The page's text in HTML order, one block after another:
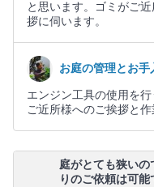
と思います。ゴミがご
拶に伺います。
お庭の管理とお手
エンジン工具の使用を
ご近所様へのご挨拶と
庭がとても狭いの
りのご依頼は可能